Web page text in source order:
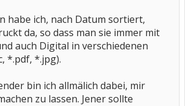
habe ich, nach Datum sortiert,
da, so dass man sie immer mit
auch Digital in verschiedenen
*.pdf, *.jpg).
bin ich allmälich dabei, mir
zu lassen. Jener sollte